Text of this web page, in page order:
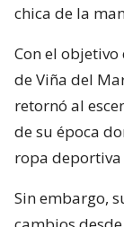
chica de la
Con el objetivo
de Viña del
retornó al
de su época
ropa
Sin embargo,